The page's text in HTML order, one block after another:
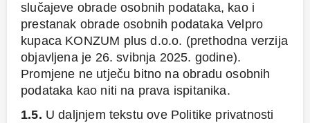
slučajeve obrade osobnih podataka, kao i
prestanak obrade osobnih podataka Velpro
kupaca KONZUM plus d.o.o. (prethodna verzija
objavljena je 26. svibnja 2025. godine).
Promjene ne utječu bitno na obradu osobnih
podataka kao niti na prava ispitanika.
1.5. U daljnjem tekstu ove Politike privatnosti